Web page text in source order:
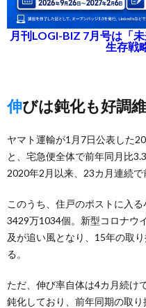
月刊LOGI-BIZ 7月号は「
生存戦
伸びは鈍化も好調
ヤマト運輸が1月7日公表した
と、宅急便全体で前年同月比
2020年2月以来、23カ月連続で
このうち、住戸のポストに入
3429万1034個。新型コロナウ
及が追い風となり、15年の取
る。
ただ、伸び率自体は4カ月続け
鈍化しており、前年同期の取